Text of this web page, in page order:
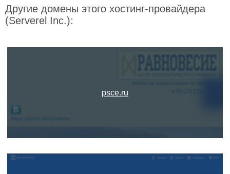
Другие домены этого хостинг-провайдера
(Serverel Inc.):
psce.ru